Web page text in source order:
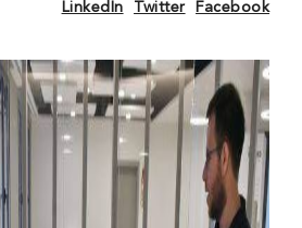
LinkedIn Twitter Facebook